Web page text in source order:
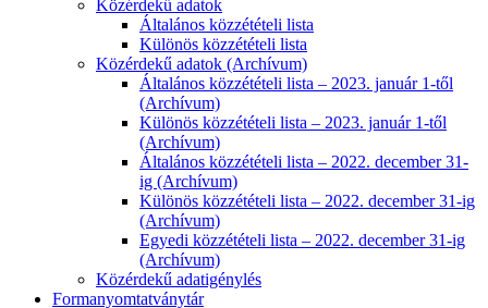
Közérdekű adatok
Általános közzétételi lista
Különös közzétételi lista
Közérdekű adatok (Archívum)
Általános közzétételi lista – 2023. január 1-től
(Archívum)
Különös közzétételi lista – 2023. január 1-től
(Archívum)
Általános közzétételi lista – 2022. december 31-
ig (Archívum)
Különös közzétételi lista – 2022. december 31-ig
(Archívum)
Egyedi közzétételi lista – 2022. december 31-ig
(Archívum)
Közérdekű adatigénylés
Formanyomtatványtár